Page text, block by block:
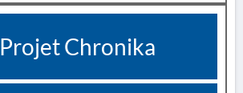
Projet Chronika